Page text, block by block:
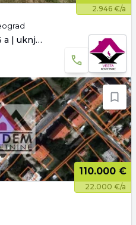
2.946 €/a
građevinsko zemljište | 27.16 a | uknjiženo
110.000 €
22.000 €/a